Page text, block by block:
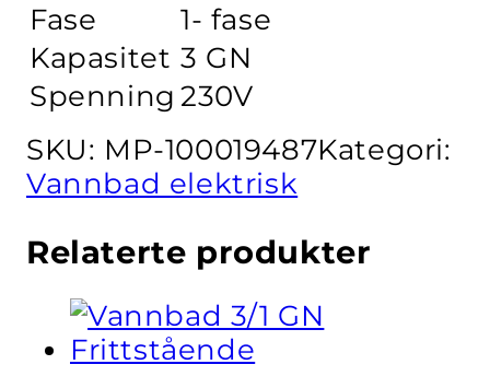
Fase
1- fase
Kapasitet 3 GN
Spenning 230V
SKU: MP-100019487Kategori:
Vannbad elektrisk
Relaterte produkter